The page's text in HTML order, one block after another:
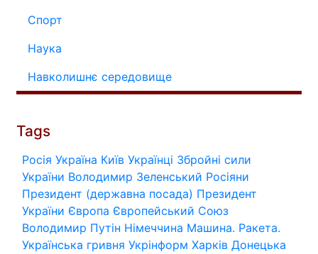
Спорт
Наука
Навколишнє середовище
Tags
Росія Україна Київ Українці Збройні сили
України Володимир Зеленський Росіяни
Президент (державна посада) Президент
України Європа Європейський Союз
Володимир Путін Німеччина Машина. Ракета.
Українська гривня Укрінформ Харків Донецька